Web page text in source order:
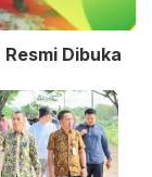
Dibuka